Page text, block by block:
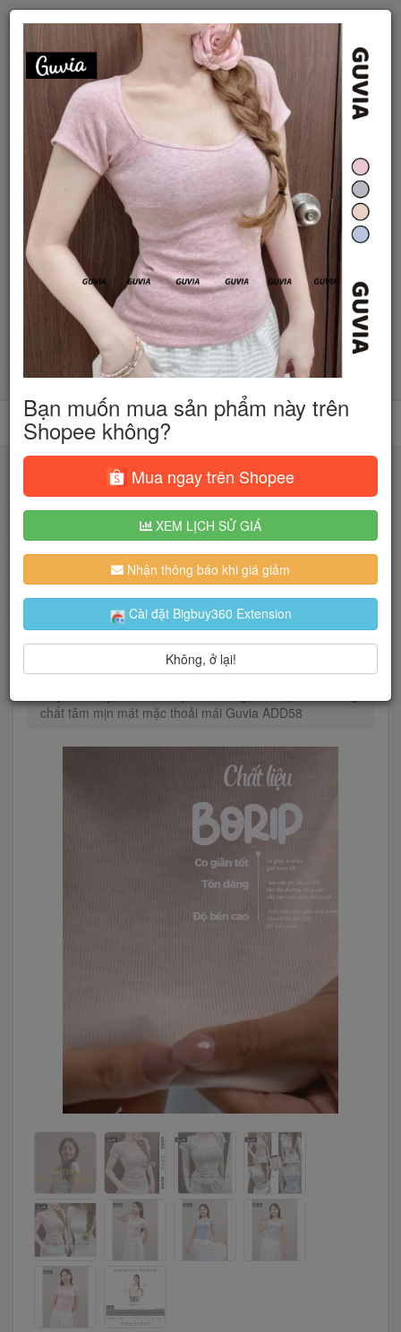
Tìm kiếm
Người dùng đang quan tâm đến 🔥...
Trang chủ Thời Trang Nữ Áo
Áo thun
chất tăm mịn mát mặc thoải mái Guvia ADD58
Bạn muốn mua sản phẩm này trên
Shopee không?
Mua ngay trên Shopee
XEM LỊCH SỬ GIÁ
Nhận thông báo khi giá giảm
Cài đặt Bigbuy360 Extension
Không, ở lại!